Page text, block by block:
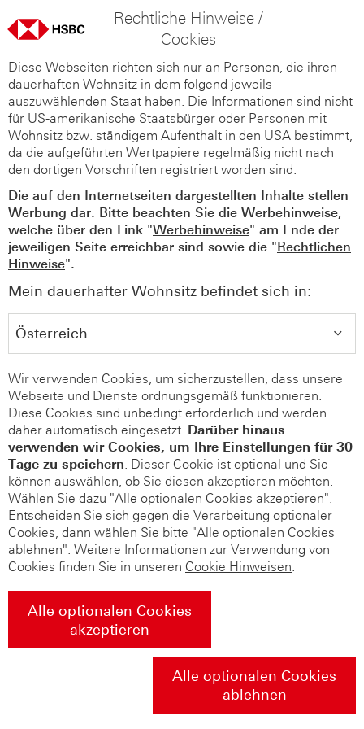
Rechtliche Hinweise /
Cookies
Diese Webseiten richten sich nur an Personen, die ihren
dauerhaften Wohnsitz in dem folgend jeweils
auszuwählenden Staat haben. Die Informationen sind nicht
für US-amerikanische Staatsbürger oder Personen mit
Wohnsitz bzw. ständigem Aufenthalt in den USA bestimmt,
da die aufgeführten Wertpapiere regelmäßig nicht nach
den dortigen Vorschriften registriert worden sind.
Die auf den Internetseiten dargestellten Inhalte stellen
Werbung dar. Bitte beachten Sie die Werbehinweise,
welche über den Link "Werbehinweise" am Ende der
jeweiligen Seite erreichbar sind sowie die "Rechtlichen
Hinweise".
Mein dauerhafter Wohnsitz befindet sich in:
Wir verwenden Cookies, um sicherzustellen, dass unsere
Webseite und Dienste ordnungsgemäß funktionieren.
Diese Cookies sind unbedingt erforderlich und werden
daher automatisch eingesetzt. Darüber hinaus
verwenden wir Cookies, um Ihre Einstellungen für 30
Tage zu speichern. Dieser Cookie ist optional und Sie
können auswählen, ob Sie diesen akzeptieren möchten.
Wählen Sie dazu "Alle optionalen Cookies akzeptieren".
Entscheiden Sie sich gegen die Verarbeitung optionaler
Cookies, dann wählen Sie bitte "Alle optionalen Cookies
ablehnen". Weitere Informationen zur Verwendung von
Cookies finden Sie in unseren Cookie Hinweisen.
Alle optionalen Cookies
akzeptieren
Alle optionalen Cookies
ablehnen